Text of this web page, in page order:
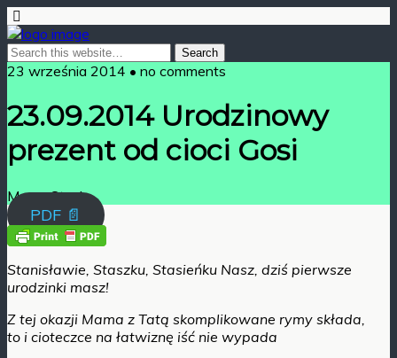
23 września 2014 • no comments
23.09.2014 Urodzinowy
prezent od cioci Gosi
Mama Stasia
PDF 📄
Stanisławie, Staszku, Stasieńku Nasz, dziś pierwsze
urodzinki masz!
Z tej okazji Mama z Tatą skomplikowane rymy składa,
to i cioteczce na łatwiznę iść nie wypada